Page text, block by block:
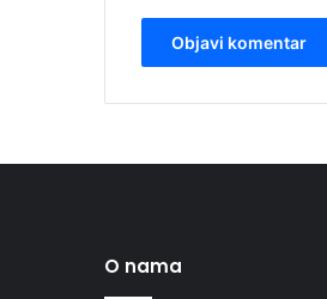
O nama